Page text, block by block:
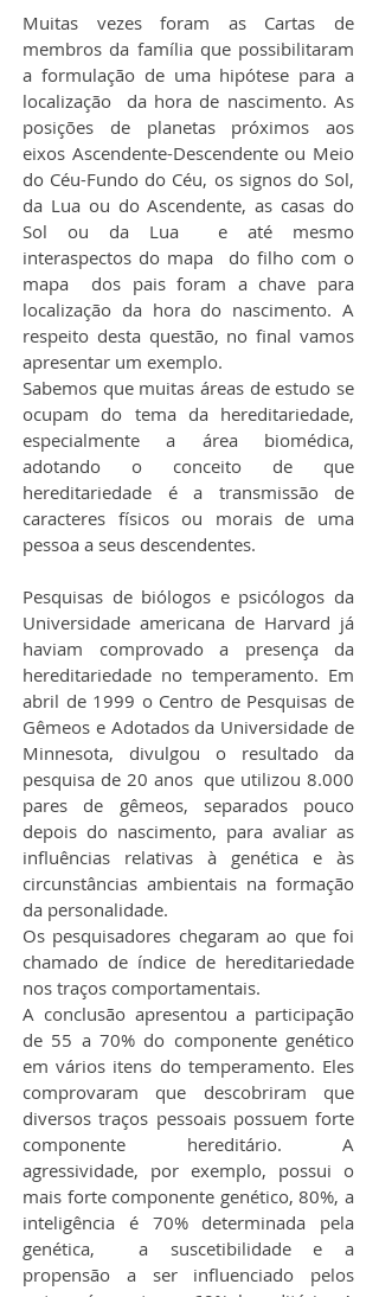
Muitas vezes foram as Cartas de
membros da família que possibilitaram
a formulação de uma hipótese para a
localização  da hora de nascimento. As
posições de planetas próximos aos
eixos Ascendente-Descendente ou Meio
do Céu-Fundo do Céu, os signos do Sol,
da Lua ou do Ascendente, as casas do
Sol ou da Lua  e até mesmo
interaspectos do mapa  do filho com o
mapa  dos pais foram a chave para
localização da hora do nascimento. A
respeito desta questão, no final vamos
apresentar um exemplo.
Sabemos que muitas áreas de estudo se
ocupam do tema da hereditariedade,
especialmente a área biomédica,
adotando o conceito de que
hereditariedade é a transmissão de
caracteres físicos ou morais de uma
pessoa a seus descendentes.
Pesquisas de biólogos e psicólogos da
Universidade americana de Harvard já
haviam comprovado a presença da
hereditariedade no temperamento. Em
abril de 1999 o Centro de Pesquisas de
Gêmeos e Adotados da Universidade de
Minnesota, divulgou o resultado da
pesquisa de 20 anos  que utilizou 8.000
pares de gêmeos, separados pouco
depois do nascimento, para avaliar as
influências relativas à genética e às
circunstâncias ambientais na formação
da personalidade.
Os pesquisadores chegaram ao que foi
chamado de índice de hereditariedade
nos traços comportamentais.
A conclusão apresentou a participação
de 55 a 70% do componente genético
em vários itens do temperamento. Eles
comprovaram que descobriram que
diversos traços pessoais possuem forte
componente hereditário. A
agressividade, por exemplo, possui o
mais forte componente genético, 80%, a
inteligência é 70% determinada pela
genética,  a suscetibilidade e a
propensão a ser influenciado pelos